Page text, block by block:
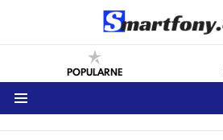
POPULARNE